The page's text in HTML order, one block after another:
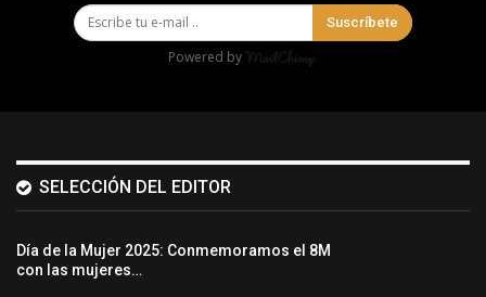
Suscríbete
Powered by
SELECCIÓN DEL EDITOR
Día de la Mujer 2025: Conmemoramos el 8M
con las mujeres…